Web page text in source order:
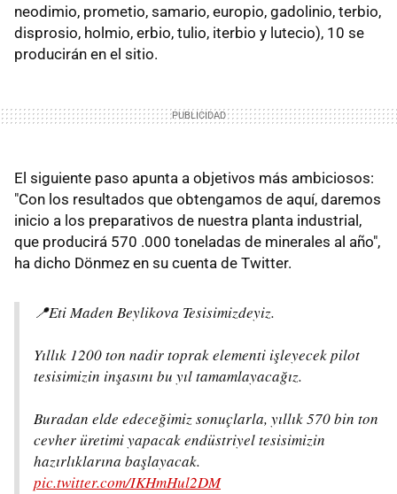
neodimio, prometio, samario, europio, gadolinio, terbio,
disprosio, holmio, erbio, tulio, iterbio y lutecio), 10 se
producirán en el sitio.
El siguiente paso apunta a objetivos más ambiciosos:
"Con los resultados que obtengamos de aquí, daremos
inicio a los preparativos de nuestra planta industrial,
que producirá 570 .000 toneladas de minerales al año",
ha dicho Dönmez en su cuenta de Twitter.
📍Eti Maden Beylikova Tesisimizdeyiz.
Yıllık 1200 ton nadir toprak elementi işleyecek pilot
tesisimizin inşasını bu yıl tamamlayacağız.
Buradan elde edeceğimiz sonuçlarla, yıllık 570 bin ton
cevher üretimi yapacak endüstriyel tesisimizin
hazırlıklarına başlayacak.
pic.twitter.com/IKHmHul2DM